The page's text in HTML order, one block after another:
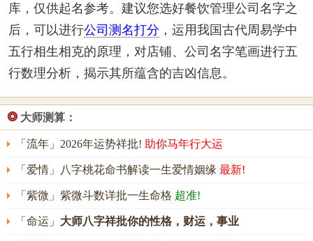
库，仅供起名参考。建议您选好餐饮管理公司名字之
后，可以进行公司测名打分 ，运用我国古代周易学中
五行相生相克的原理，对店铺、公司名字笔画进行五
行数理分析，揭示其所蕴含的吉凶信息。
❂ 大师测算：
「流年」2026年运势祥批! 助你马年行大运
「爱情」八字桃花命书解读一生爱情姻缘 最新!
「紫微」紫微斗数详批一生命格 超准!
「命运」 大师八字祥批你的性格，财运，事业